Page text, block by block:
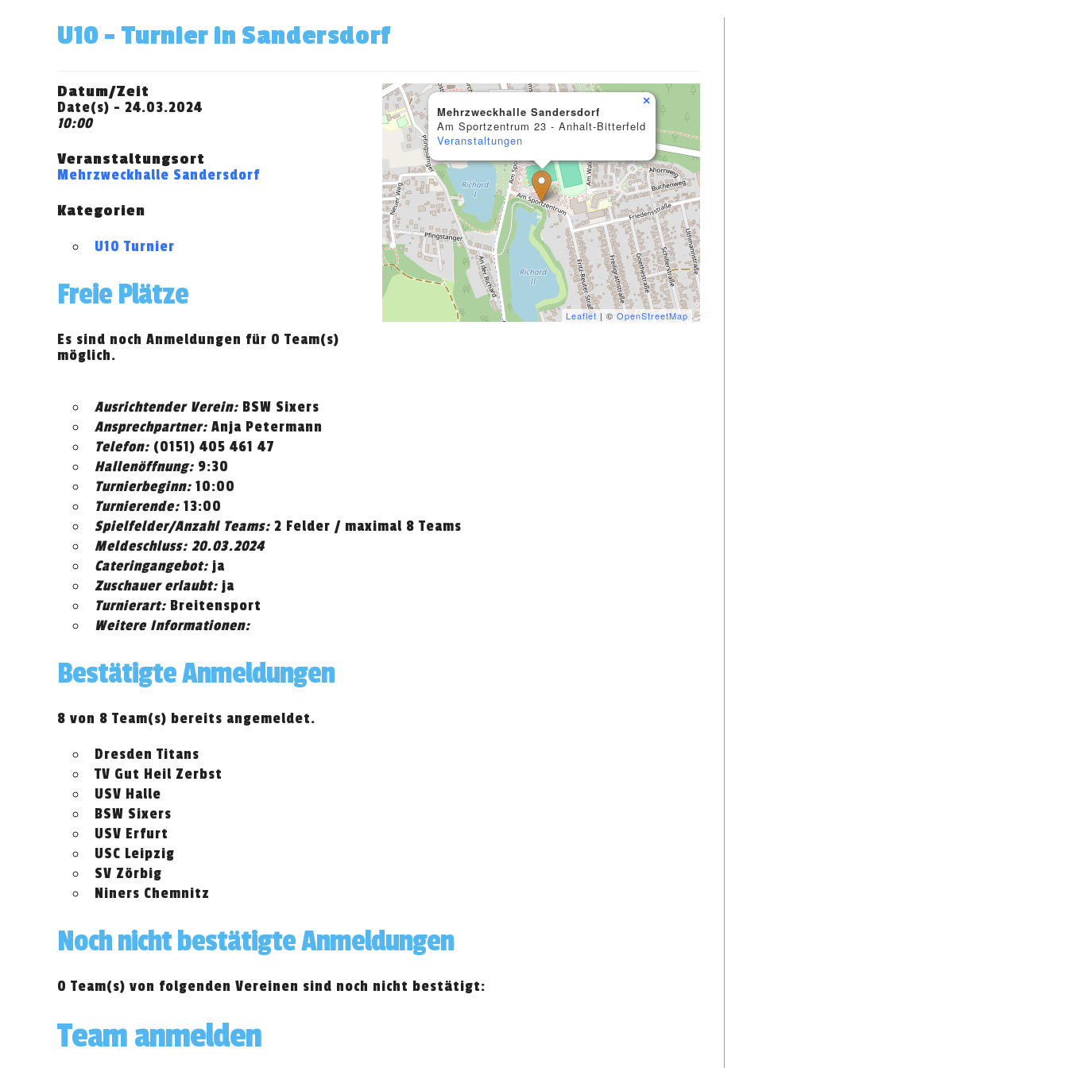
U10 – Turnier in Sandersdorf
Mehrzweckhalle Sandersdorf
Am Sportzentrum 23 - Anhalt-Bitterfeld
Veranstaltungen
×
Leaflet | © OpenStreetMap
Datum/Zeit
Date(s) - 24.03.2024
10:00
Veranstaltungsort
Mehrzweckhalle Sandersdorf
Kategorien
U10 Turnier
Freie Plätze
Es sind noch Anmeldungen für 0 Team(s)
möglich.
Ausrichtender Verein: BSW Sixers
Ansprechpartner: Anja Petermann
Telefon: (0151) 405 461 47
Hallenöffnung: 9:30
Turnierbeginn: 10:00
Turnierende: 13:00
Spielfelder/Anzahl Teams: 2 Felder / maximal 8 Teams
Meldeschluss: 20.03.2024
Cateringangebot: ja
Zuschauer erlaubt: ja
Turnierart: Breitensport
Weitere Informationen:
Bestätigte Anmeldungen
8 von 8 Team(s) bereits angemeldet.
Dresden Titans
TV Gut Heil Zerbst
USV Halle
BSW Sixers
USV Erfurt
USC Leipzig
SV Zörbig
Niners Chemnitz
Noch nicht bestätigte Anmeldungen
0 Team(s) von folgenden Vereinen sind noch nicht bestätigt:
Team anmelden